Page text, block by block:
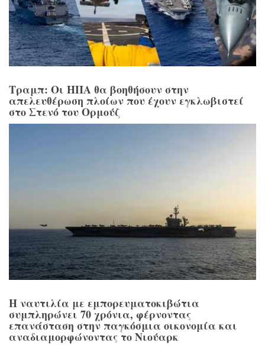
Τραμπ: Οι ΗΠΑ θα βοηθήσουν στην
απελευθέρωση πλοίων που έχουν εγκλωβιστεί
στο Στενό του Ορμούζ
Η ναυτιλία με εμπορευματοκιβώτια
συμπληρώνει 70 χρόνια, φέρνοντας
επανάσταση στην παγκόσμια οικονομία και
αναδιαμορφώνοντας το Νιούαρκ